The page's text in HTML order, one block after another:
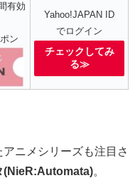
有効
ン
Yahoo!JAPAN ID
でログイン
チェックしてみ
る≫
ニメシリーズも注目さ
(NieR:Automata)。